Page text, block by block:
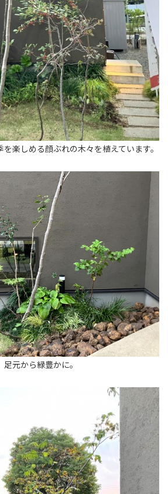
楽しめる顔ぶれの木々を植えています。
元から緑豊かに。